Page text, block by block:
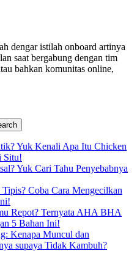
dengar istilah onboard artinya
saat bergabung dengan tim
bahkan komunitas online,
Yuk Kenali Apa Itu Chicken
Situ!
Yuk Cari Tahu Penyebabnya
Coba Cara Mengecilkan
Repot? Ternyata AHA BHA
5 Bahan Ini!
Kenapa Muncul dan
supaya Tidak Kambuh?